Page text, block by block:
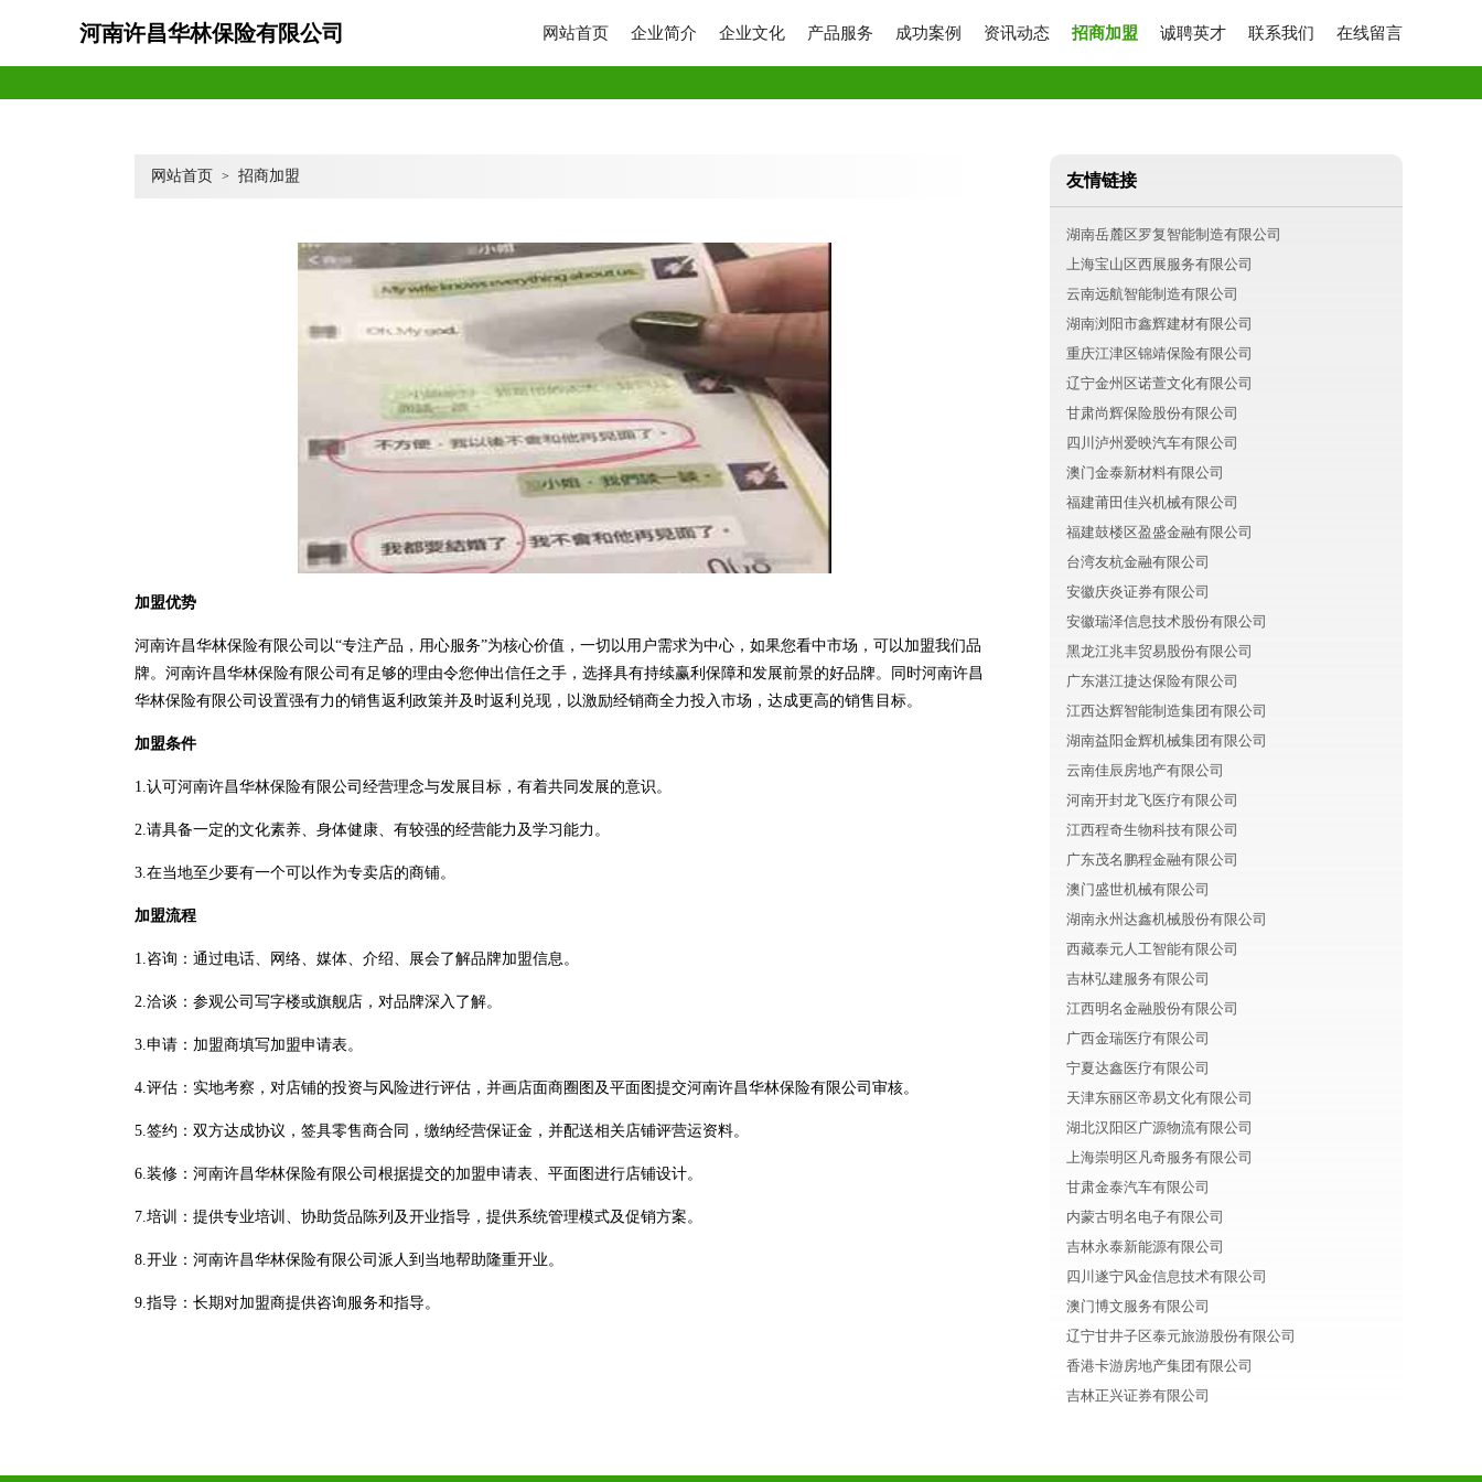
河南许昌华林保险有限公司 网站首页 企业简介 企业文化 产品服务 成功案例 资讯动态 招商加盟 诚聘英才 联系我们 在线留言
网站首页 > 招商加盟
加盟优势
河南许昌华林保险有限公司以“专注产品，用心服务”为核心价值，一切以用户需求为中心，如果您看中市场，可以加盟我们品
牌。河南许昌华林保险有限公司有足够的理由令您伸出信任之手，选择具有持续赢利保障和发展前景的好品牌。同时河南许昌
华林保险有限公司设置强有力的销售返利政策并及时返利兑现，以激励经销商全力投入市场，达成更高的销售目标。
加盟条件
1.认可河南许昌华林保险有限公司经营理念与发展目标，有着共同发展的意识。
2.请具备一定的文化素养、身体健康、有较强的经营能力及学习能力。
3.在当地至少要有一个可以作为专卖店的商铺。
加盟流程
1.咨询：通过电话、网络、媒体、介绍、展会了解品牌加盟信息。
2.洽谈：参观公司写字楼或旗舰店，对品牌深入了解。
3.申请：加盟商填写加盟申请表。
4.评估：实地考察，对店铺的投资与风险进行评估，并画店面商圈图及平面图提交河南许昌华林保险有限公司审核。
5.签约：双方达成协议，签具零售商合同，缴纳经营保证金，并配送相关店铺评营运资料。
6.装修：河南许昌华林保险有限公司根据提交的加盟申请表、平面图进行店铺设计。
7.培训：提供专业培训、协助货品陈列及开业指导，提供系统管理模式及促销方案。
8.开业：河南许昌华林保险有限公司派人到当地帮助隆重开业。
9.指导：长期对加盟商提供咨询服务和指导。
友情链接
湖南岳麓区罗复智能制造有限公司
上海宝山区西展服务有限公司
云南远航智能制造有限公司
湖南浏阳市鑫辉建材有限公司
重庆江津区锦靖保险有限公司
辽宁金州区诺萱文化有限公司
甘肃尚辉保险股份有限公司
四川泸州爱映汽车有限公司
澳门金泰新材料有限公司
福建莆田佳兴机械有限公司
福建鼓楼区盈盛金融有限公司
台湾友杭金融有限公司
安徽庆炎证券有限公司
安徽瑞泽信息技术股份有限公司
黑龙江兆丰贸易股份有限公司
广东湛江捷达保险有限公司
江西达辉智能制造集团有限公司
湖南益阳金辉机械集团有限公司
云南佳辰房地产有限公司
河南开封龙飞医疗有限公司
江西程奇生物科技有限公司
广东茂名鹏程金融有限公司
澳门盛世机械有限公司
湖南永州达鑫机械股份有限公司
西藏泰元人工智能有限公司
吉林弘建服务有限公司
江西明名金融股份有限公司
广西金瑞医疗有限公司
宁夏达鑫医疗有限公司
天津东丽区帝易文化有限公司
湖北汉阳区广源物流有限公司
上海崇明区凡奇服务有限公司
甘肃金泰汽车有限公司
内蒙古明名电子有限公司
吉林永泰新能源有限公司
四川遂宁风金信息技术有限公司
澳门博文服务有限公司
辽宁甘井子区泰元旅游股份有限公司
香港卡游房地产集团有限公司
吉林正兴证券有限公司